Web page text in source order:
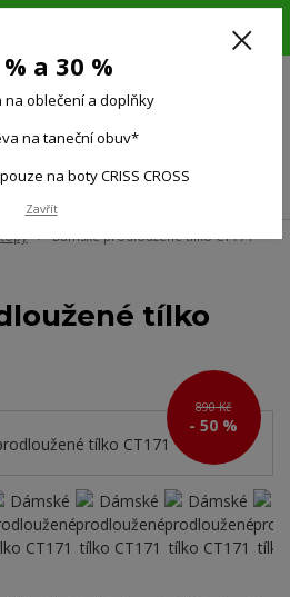
SLEVA na všechno oblečení a doplňky !!!
Dámské prodloužené tílko CT171
tílko
890 Kč
- 50 %
a 30 %
na oblečení a doplňky
na taneční obuv*
na boty CRISS CROSS
Zavřít